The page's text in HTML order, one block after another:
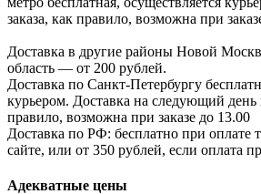
заказа, как правило, возможна при
Доставка в другие районы Новой
область — от 200 рублей.
Доставка по Санкт-Петербургу
курьером. Доставка на следующий день
правило, возможна при заказе до 13.00
Доставка по РФ: бесплатно при оплате
сайте, или от 350 рублей, если оплата
Адекватные цены